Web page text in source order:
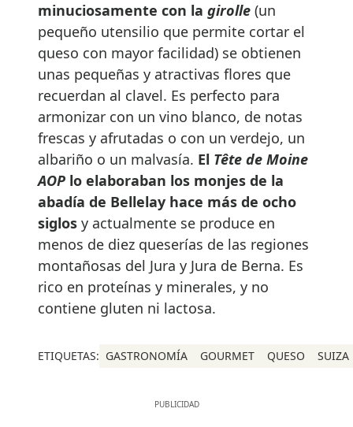
minuciosamente con la girolle (un
pequeño utensilio que permite cortar el
queso con mayor facilidad) se obtienen
unas pequeñas y atractivas flores que
recuerdan al clavel. Es perfecto para
armonizar con un vino blanco, de notas
frescas y afrutadas o con un verdejo, un
albariño o un malvasía. El Tête de Moine
AOP lo elaboraban los monjes de la
abadía de Bellelay hace más de ocho
siglos y actualmente se produce en
menos de diez queserías de las regiones
montañosas del Jura y Jura de Berna. Es
rico en proteínas y minerales, y no
contiene gluten ni lactosa.
ETIQUETAS: GASTRONOMÍA GOURMET QUESO SUIZA